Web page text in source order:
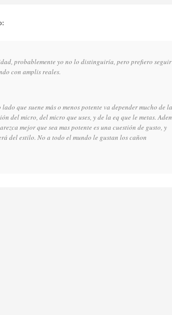
probablemente yo no lo distinguiría, pero prefiero seguir
con amplis reales.
que suene más o menos potente va depender mucho de la
del micro, del micro que uses, y de la eq que le metas.
mejor que sea mas potente es una cuestión de gusto, y
del estilo. No a todo el mundo le gustan los cañon